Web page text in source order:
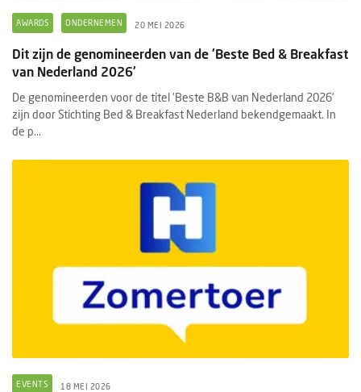
AWARDS ONDERNEMEN 20 MEI 2026
Dit zijn de genomineerden van de 'Beste Bed & Breakfast
van Nederland 2026'
De genomineerden voor de titel ‘Beste B&B van Nederland 2026’
zijn door Stichting Bed & Breakfast Nederland bekendgemaakt. In
de p...
EVENTS 18 MEI 2026